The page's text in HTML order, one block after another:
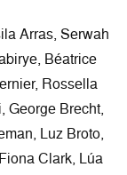
Arras, Serwah
Béatrice
Rossella
George Brecht,
Luz Broto,
Clark, Lúa